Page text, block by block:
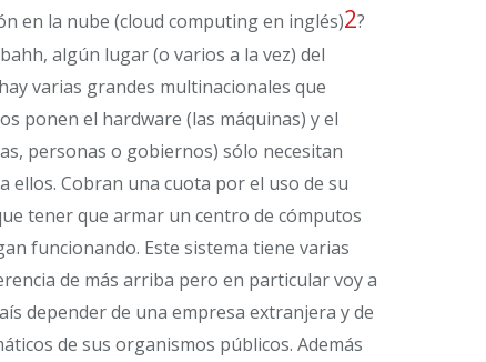
en la nube (cloud computing en inglés)2?
algún lugar (o varios a la vez) del
varias grandes multinacionales que
ponen el hardware (las máquinas) y el
personas o gobiernos) sólo necesitan
ellos. Cobran una cuota por el uso de su
tener que armar un centro de cómputos
funcionando. Este sistema tiene varias
de más arriba pero en particular voy a
depender de una empresa extranjera y de
de sus organismos públicos. Además